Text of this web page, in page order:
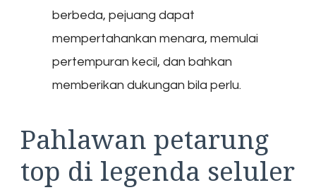
berbeda, pejuang dapat
mempertahankan menara, memulai
pertempuran kecil, dan bahkan
memberikan dukungan bila perlu.
Pahlawan petarung
top di legenda seluler